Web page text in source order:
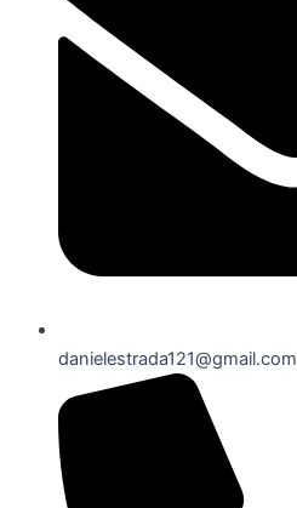
danielestrada121@gmail.com